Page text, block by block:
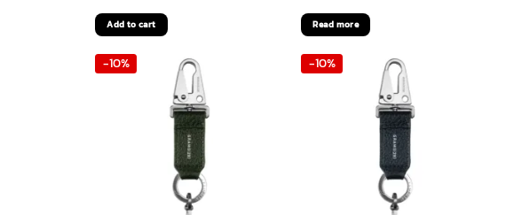
price
was:
34,900 ฿.33,155 ฿.
Add to cart Read more
-10% -10%